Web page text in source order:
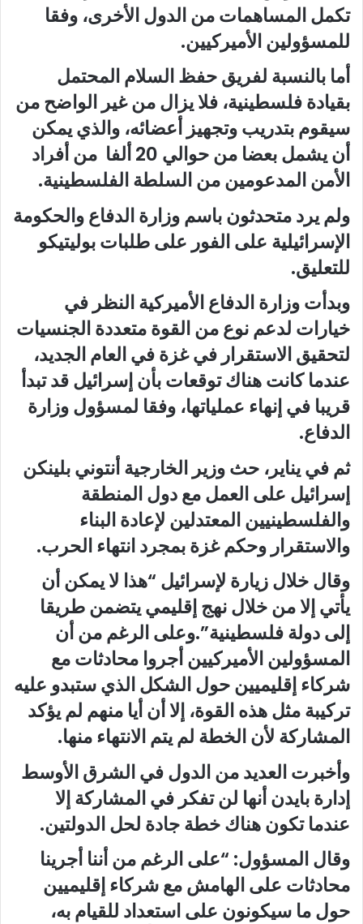
تكمل المساهمات من الدول الأخرى، وفقا
للمسؤولين الأميركيين.
أما بالنسبة لفريق حفظ السلام المحتمل
بقيادة فلسطينية، فلا يزال من غير الواضح من
سيقوم بتدريب وتجهيز أعضائه، والذي يمكن
أن يشمل بعضا من حوالي 20 ألفا من أفراد
الأمن المدعومين من السلطة الفلسطينية.
ولم يرد متحدثون باسم وزارة الدفاع والحكومة
الإسرائيلية على الفور على طلبات بوليتيكو
للتعليق.
وبدأت وزارة الدفاع الأميركية النظر في
خيارات لدعم نوع من القوة متعددة الجنسيات
لتحقيق الاستقرار في غزة في العام الجديد،
عندما كانت هناك توقعات بأن إسرائيل قد تبدأ
قريبا في إنهاء عملياتها، وفقا لمسؤول وزارة
الدفاع.
ثم في يناير، حث وزير الخارجية أنتوني بلينكن
إسرائيل على العمل مع دول المنطقة
والفلسطينيين المعتدلين لإعادة البناء
والاستقرار وحكم غزة بمجرد انتهاء الحرب.
وقال خلال زيارة لإسرائيل “هذا لا يمكن أن
يأتي إلا من خلال نهج إقليمي يتضمن طريقا
إلى دولة فلسطينية”.وعلى الرغم من أن
المسؤولين الأميركيين أجروا محادثات مع
شركاء إقليميين حول الشكل الذي ستبدو عليه
تركيبة مثل هذه القوة، إلا أن أيا منهم لم يؤكد
المشاركة لأن الخطة لم يتم الانتهاء منها.
وأخبرت العديد من الدول في الشرق الأوسط
إدارة بايدن أنها لن تفكر في المشاركة إلا
عندما تكون هناك خطة جادة لحل الدولتين.
وقال المسؤول: “على الرغم من أننا أجرينا
محادثات على الهامش مع شركاء إقليميين
حول ما سيكونون على استعداد للقيام به،